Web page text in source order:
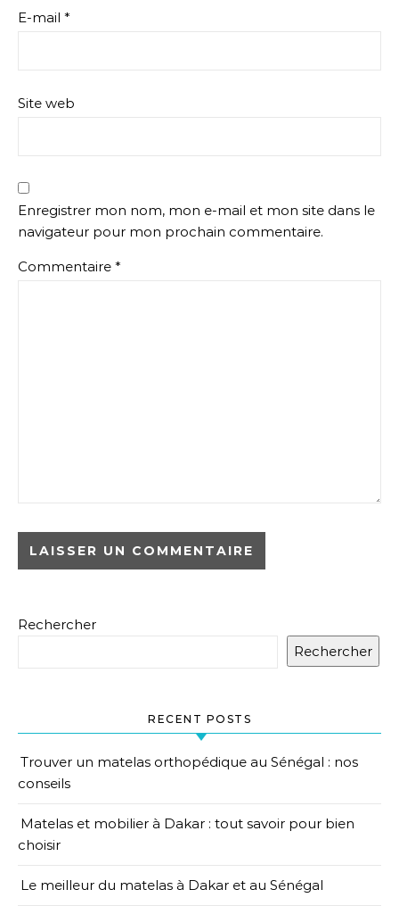
E-mail *
Site web
Enregistrer mon nom, mon e-mail et mon site dans le
navigateur pour mon prochain commentaire.
Commentaire *
Rechercher
Rechercher
RECENT POSTS
Trouver un matelas orthopédique au Sénégal : nos
conseils
Matelas et mobilier à Dakar : tout savoir pour bien
choisir
Le meilleur du matelas à Dakar et au Sénégal